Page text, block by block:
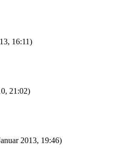
16:11)
21:02)
2013, 19:46)